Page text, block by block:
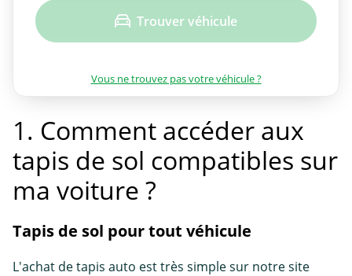
Trouver véhicule
Vous ne trouvez pas votre véhicule ?
1. Comment accéder aux
tapis de sol compatibles sur
ma voiture ?
Tapis de sol pour tout véhicule
L'achat de tapis auto est très simple sur notre site